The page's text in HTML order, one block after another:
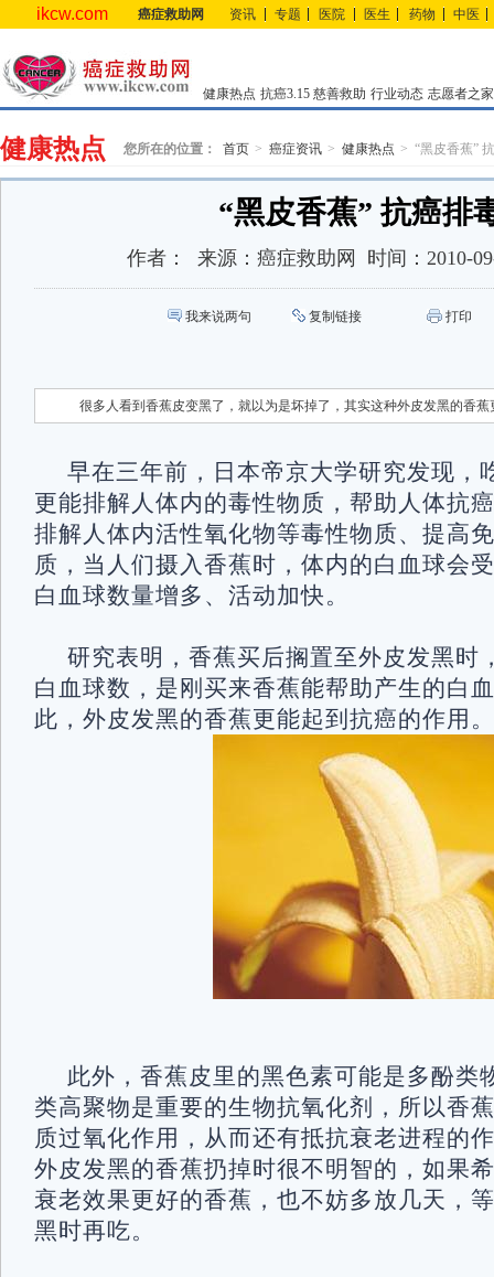
ikcw.com 癌症救助网 资讯 专题 医院 医生 药物 中医
健康热点 抗癌3.15 慈善救助 行业动态 志愿者之家
健康热点 您所在的位置： 首页 癌症资讯 健康热点 “黑皮香蕉”
“黑皮香蕉” 抗癌排
作者： 来源： 癌症救助网 时间： 2010-
我来说两句 复制链接 打印
很多人看到香蕉皮变黑了，就以为是坏掉了，其实这种外皮发黑的香
早在三年前，日本帝京大学研究发现，
更能排解人体内的毒性物质，帮助人体抗
排解人体内活性氧化物等毒性物质、提高
质，当人们摄入香蕉时，体内的白血球会
白血球数量增多、活动加快。
研究表明，香蕉买后搁置至外皮发黑时
白血球数，是刚买来香蕉能帮助产生的白
此，外皮发黑的香蕉更能起到抗癌的作用。
此外，香蕉皮里的黑色素可能是多酚类
类高聚物是重要的生物抗氧化剂，所以香
质过氧化作用，从而还有抵抗衰老进程的
外皮发黑的香蕉扔掉时很不明智的，如果
衰老效果更好的香蕉，也不妨多放几天，
黑时再吃。